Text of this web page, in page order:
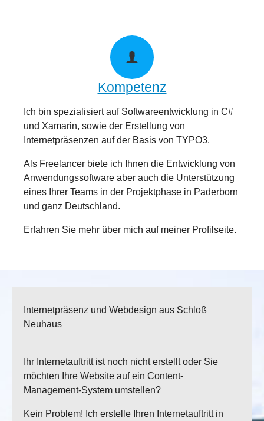
Kompetenz
Ich bin spezialisiert auf Softwareentwicklung in C#
und Xamarin, sowie der Erstellung von
Internetpräsenzen auf der Basis von TYPO3.
Als Freelancer biete ich Ihnen die Entwicklung von
Anwendungssoftware aber auch die Unterstützung
eines Ihrer Teams in der Projektphase in Paderborn
und ganz Deutschland.
Erfahren Sie mehr über mich auf meiner Profilseite.
Internetpräsenz und Webdesign aus Schloß
Neuhaus
Ihr Internetauftritt ist noch nicht erstellt oder Sie
möchten Ihre Website auf ein Content-
Management-System umstellen?
Kein Problem! Ich erstelle Ihren Internetauftritt in